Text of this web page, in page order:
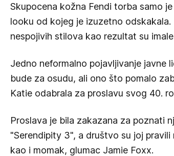
Skupocena kožna Fendi torba samo
looku od kojeg je izuzetno odskakala.
nespojivih stilova kao rezultat su
Jedno neformalno pojavljivanje javne
bude za osudu, ali ono što pomalo
Katie odabrala za proslavu svog 40.
Proslava je bila zakazana za poznati
"Serendipity 3", a društvo su joj
kao i momak, glumac Jamie Foxx.